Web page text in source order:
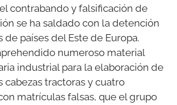
contrabando y falsificación de
se ha saldado con la detención
de países del Este de Europa.
numeroso material
industrial para la elaboración de
cabezas tractoras y cuatro
matrículas falsas, que el grupo